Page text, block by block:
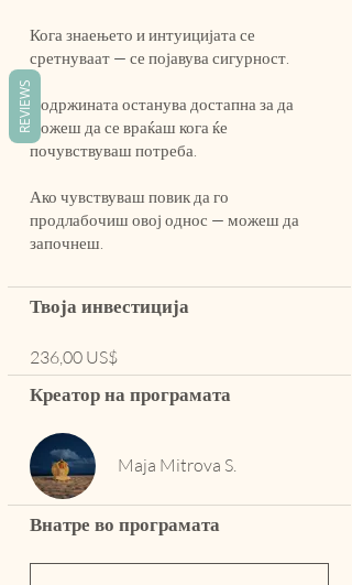
Кога знаењето и интуицијата се
сретнуваат — се појавува сигурност.
Содржината останува достапна за да
можеш да се враќаш кога ќе
почувствуваш потреба.
Ако чувствуваш повик да го
продлабочиш овој однос — можеш да
Твоја инвестиција
236,00 US$
Креатор на програмата
Maja Mitrova S.
Внатре во програмата
REVIEWS